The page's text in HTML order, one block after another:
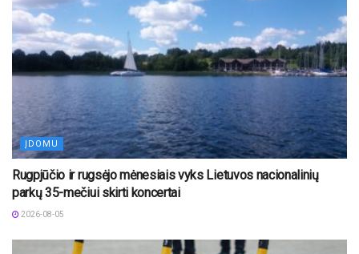
ĮDOMU
Rugpjūčio ir rugsėjo mėnesiais vyks Lietuvos nacionalinių
parkų 35-mečiui skirti koncertai
2026-08-05